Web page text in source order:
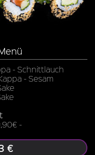
- Schnittlauch
- Sesam
-
€